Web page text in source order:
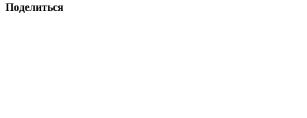
Поделиться